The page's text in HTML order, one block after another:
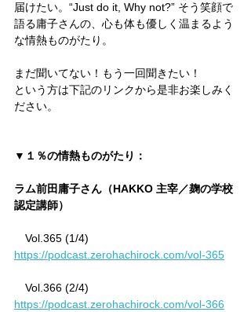
届けたい。“Just do it, Why not?” そう笑顔で
語る庸子さんの、心も体も優しく温まるよう
な情熱ものがたり。
まだ聞いてない！もう一回聞きたい！
という方は下記のリンクから是非お楽しみく
ださい。
▼１％の情熱ものがたり：
ラム前田庸子さん（HAKKO 主宰／麹の学校
認定講師）
Vol.365 (1/4)
https://podcast.zerohachirock.com/vol-365
Vol.366 (2/4)
https://podcast.zerohachirock.com/vol-366